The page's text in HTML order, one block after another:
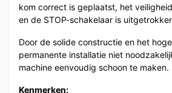
kom correct is geplaatst, het
en de STOP-schakelaar is
Door de solide constructie en het
permanente installatie niet
machine eenvoudig schoon te maken.
Kenmerken: